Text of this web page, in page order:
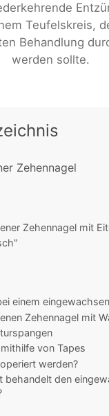
Teufelskreis,
Behandlung
werden sollte.
Zehennagel
Zehennagel mit
einem
Zehennagel mit
von Tapes
werden?
behandelt den